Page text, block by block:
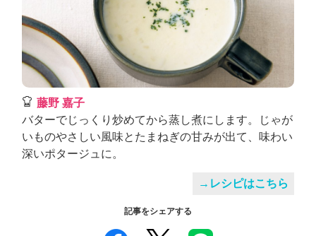
藤野 嘉子
バターでじっくり炒めてから蒸し煮にします。じゃが
いものやさしい風味とたまねぎの甘みが出て、味わい
深いポタージュに。
→レシピはこちら
記事をシェアする